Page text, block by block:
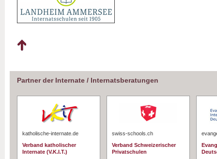
Partner der Internate / Internatsberatungen
katholische-internate.de
Verband katholischer
Internate (V.K.I.T.)
swiss-schools.ch
Verband Schweizerischer
Privatschulen